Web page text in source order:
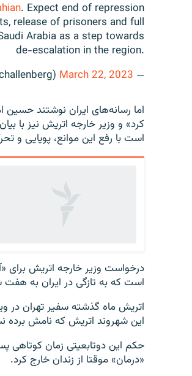
. Expect end of repression
release of prisoners and full
Arabia as a step towards
de-escalation in the region.
— Alexander Schallenberg (@a_schallenberg)
March 22, 2023
اما رسانه‌های ایران نوشتند حسین
کرد» و وزیر خارجه اتریش نیز با
است با رفع این موانع، پویایی و
درخواست وزیر خارجه اتریش برای
است که به تازگی در ایران به
اتریش ماه گذشته سفیر تهران در
این شهروند اتریش که نامش برده
حکم این دوتابعیتی زمان کوتاهی
«درمان» موقتا از زندان خارج کرد.